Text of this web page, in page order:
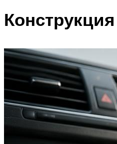
Конструкция